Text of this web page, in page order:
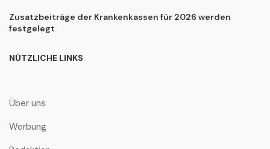
Zusatzbeiträge der Krankenkassen für 2026 werden
festgelegt
NÜTZLICHE LINKS
Über uns
Werbung